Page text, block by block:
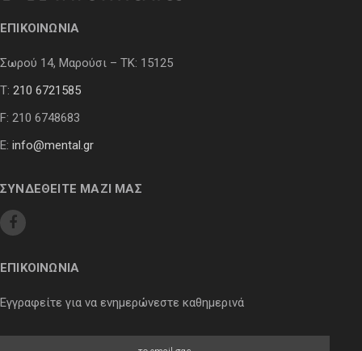
ΕΠΙΚΟΙΝΩΝΙΑ
Σωρού 14, Μαρούσι – ΤΚ: 15125
Τ: 210 6721585
F: 210 6748683
E: info@mental.gr
ΣΥΝΔΕΘΕΙΤΕ ΜΑΖΙ ΜΑΣ
ΕΠΙΚΟΙΝΩΝΙΑ
Εγγραφείτε για να ενημερώνεστε καθημερινά